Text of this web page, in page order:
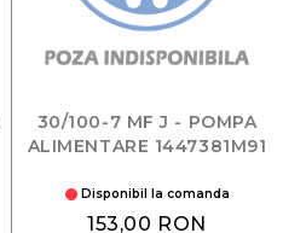
30/100-7 MF J - POMPA
ALIMENTARE 1447381M91
Disponibil la comanda
153,00 RON